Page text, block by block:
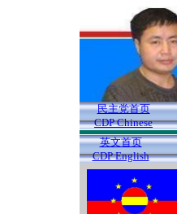
民主党首页
CDP Chinese
英文首页
CDP English